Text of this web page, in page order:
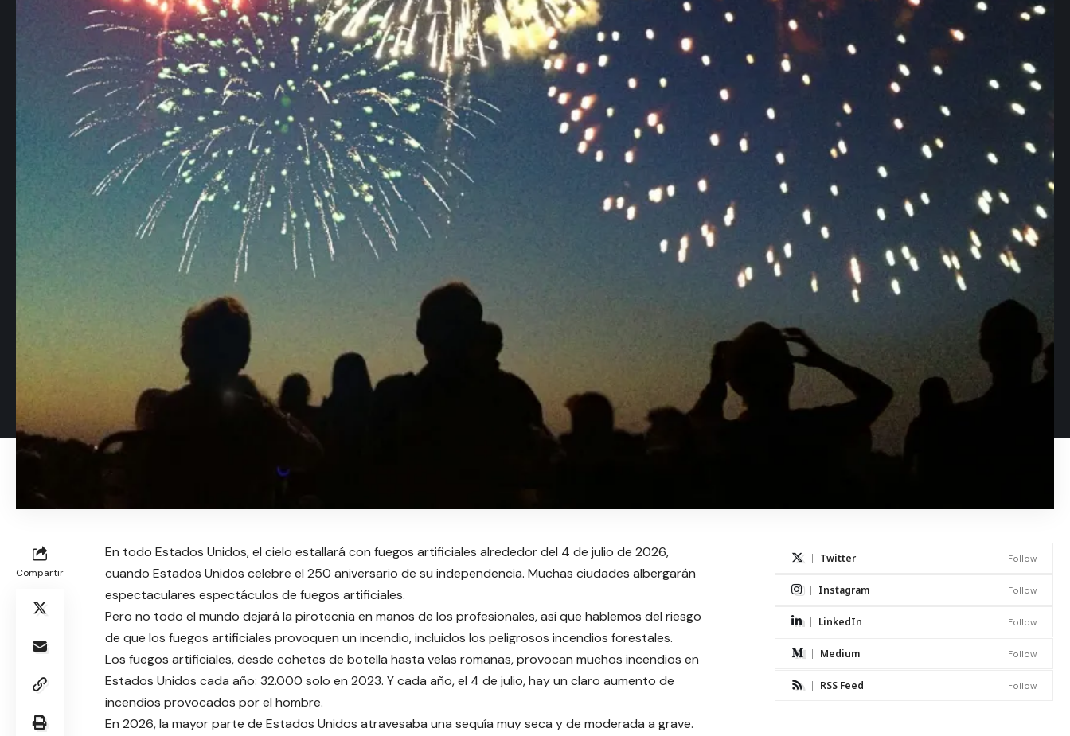
Compartir
En todo Estados Unidos, el cielo estallará con fuegos artificiales alrededor del 4 de julio de 2026,
cuando Estados Unidos celebre el 250 aniversario de su independencia. Muchas ciudades albergarán
espectaculares espectáculos de fuegos artificiales.
Pero no todo el mundo dejará la pirotecnia en manos de los profesionales, así que hablemos del riesgo
de que los fuegos artificiales provoquen un incendio, incluidos los peligrosos incendios forestales.
Los fuegos artificiales, desde cohetes de botella hasta velas romanas, provocan muchos incendios en
Estados Unidos cada año: 32.000 solo en 2023. Y cada año, el 4 de julio, hay un claro aumento de
incendios provocados por el hombre.
En 2026, la mayor parte de Estados Unidos atravesaba una sequía muy seca y de moderada a grave.
Twitter Follow
Instagram Follow
LinkedIn Follow
Medium Follow
RSS Feed Follow